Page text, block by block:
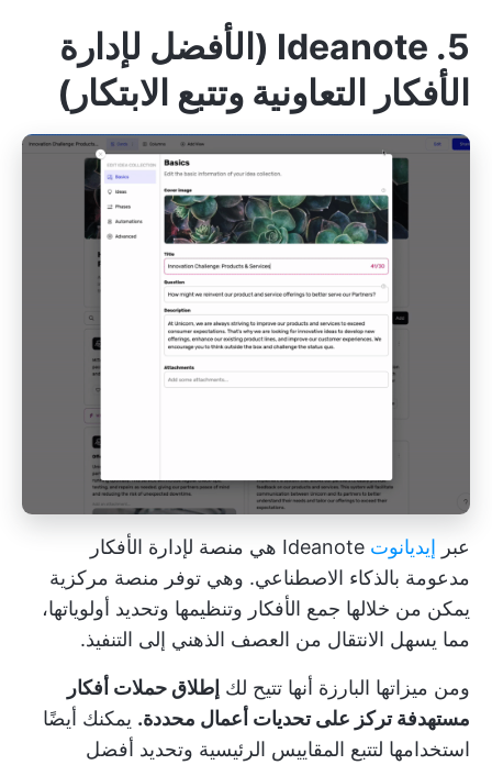
5. Ideanote (الأفضل لإدارة
الأفكار التعاونية وتتبع الابتكار)
عبر إيديانوت
Ideanote هي منصة لإدارة الأفكار
مدعومة بالذكاء الاصطناعي. وهي توفر منصة مركزية
يمكن من خلالها جمع الأفكار وتنظيمها وتحديد أولوياتها،
مما يسهل الانتقال من العصف الذهني إلى التنفيذ.
ومن ميزاتها البارزة أنها تتيح لك إطلاق حملات أفكار
مستهدفة تركز على تحديات أعمال محددة. يمكنك أيضًا
استخدامها لتتبع المقاييس الرئيسية وتحديد أفضل